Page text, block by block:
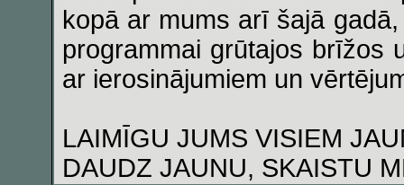
kopā ar mums arī šajā
programmai grūtajos brīžos
ar ierosinājumiem un
LAIMĪGU JUMS VISIEM
DAUDZ JAUNU, SKAISTU